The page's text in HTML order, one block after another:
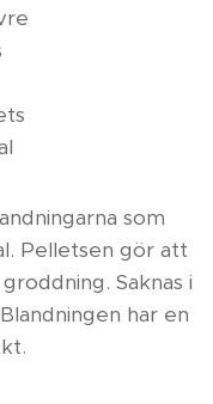
som
Pelletsen gör att
Saknas i
har en